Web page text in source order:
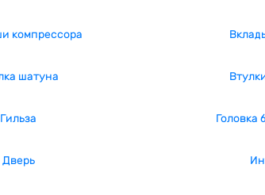
компрессора
шатуна
Гильза Головка
Дверь